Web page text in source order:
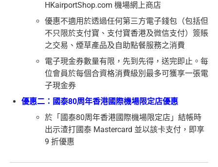
HKairportShop.com 機場網上商店
優惠不適用於透過任何第三方電子錢包（包括但
不只限於支付寶、支付寶香港及微信支付）簽賬
之交易、煙草產品及自助點餐服務之消費
電子現金券數量有限，先到先得，送完即止。每
位會員於每個合資格消費級別最多可獲享一張電
子現金券
優惠二：國泰80周年香港國際機場限定店優惠
於「國泰80周年香港國際機場限定店」結帳時
出示渣打國泰 Mastercard 並以該卡支付，即享
9 折優惠